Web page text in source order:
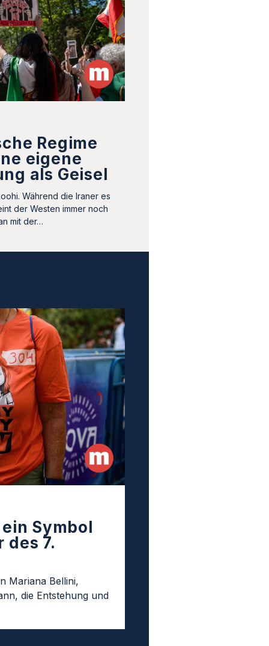
Regime
eigene
als Geisel
Während die Iraner es
der Westen immer noch
mit der…
Symbol
des 7.
Mariana Bellini,
die Entstehung und